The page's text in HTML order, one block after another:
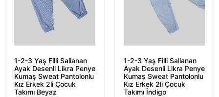
1-2-3 Yaş Filli Sallanan
Ayak Desenli Likra Penye
Kumaş Sweat Pantolonlu
Kız Erkek 2li Çocuk
Takımı Beyaz
1-2-3 Yaş Filli Sallanan
Ayak Desenli Likra Penye
Kumaş Sweat Pantolonlu
Kız Erkek 2li Çocuk
Takımı İndigo